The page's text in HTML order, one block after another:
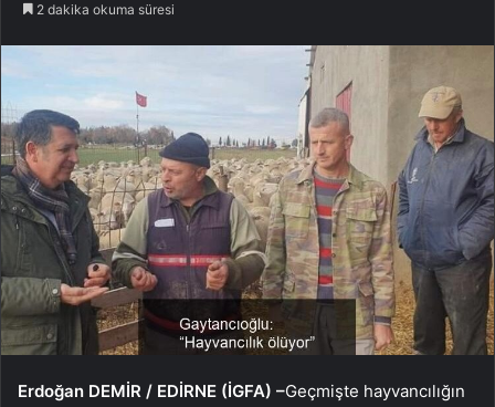
2 dakika okuma süresi
Erdoğan DEMİR / EDİRNE (İGFA) –Geçmişte hayvancılığın